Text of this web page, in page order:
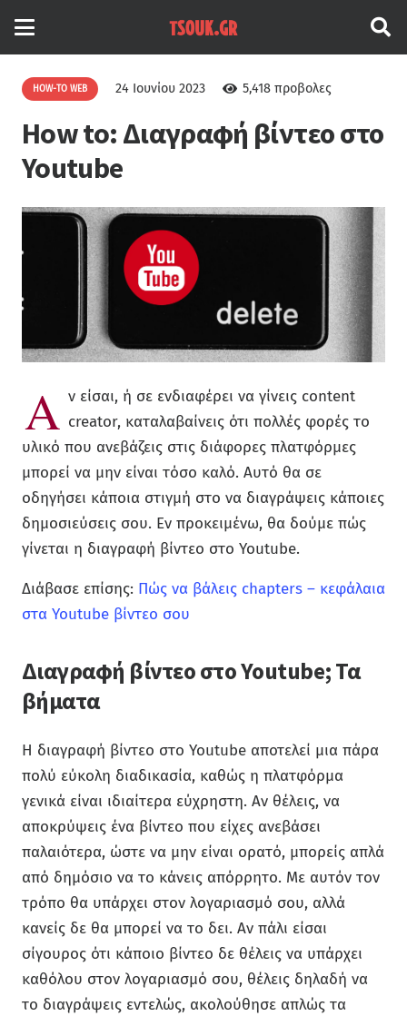
HOW-TO WEB 24 Ιουνίου 2023 5,418 προβολες
How to: Διαγραφή βίντεο στο
Youtube
Α ν είσαι, ή σε ενδιαφέρει να γίνεις content
creator, καταλαβαίνεις ότι πολλές φορές το
υλικό που ανεβάζεις στις διάφορες πλατφόρμες
μπορεί να μην είναι τόσο καλό. Αυτό θα σε
οδηγήσει κάποια στιγμή στο να διαγράψεις κάποιες
δημοσιεύσεις σου. Εν προκειμένω, θα δούμε πώς
γίνεται η διαγραφή βίντεο στο Youtube.
Διάβασε επίσης: Πώς να βάλεις chapters – κεφάλαια
στα Youtube βίντεο σου
Διαγραφή βίντεο στο Youtube; Τα
βήματα
Η διαγραφή βίντεο στο Youtube αποτελεί μια πάρα
πολύ εύκολη διαδικασία, καθώς η πλατφόρμα
γενικά είναι ιδιαίτερα εύχρηστη. Αν θέλεις, να
αποκρύψεις ένα βίντεο που είχες ανεβάσει
παλαιότερα, ώστε να μην είναι ορατό, μπορείς απλά
από δημόσιο να το κάνεις απόρρητο. Με αυτόν τον
τρόπο θα υπάρχει στον λογαριασμό σου, αλλά
κανείς δε θα μπορεί να το δει. Αν πάλι είσαι
σίγουρος ότι κάποιο βίντεο δε θέλεις να υπάρχει
καθόλου στον λογαριασμό σου, θέλεις δηλαδή να
το διαγράψεις εντελώς, ακολούθησε απλώς τα